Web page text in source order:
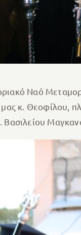
Ναό
κ. Θεοφίλου,
Βασιλείου